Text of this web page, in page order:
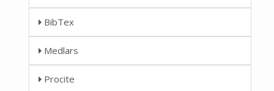
BibTex
Medlars
Procite